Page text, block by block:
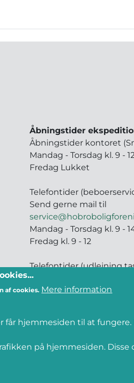
Åbningstider
Åbningstider kontoret
Mandag - Torsdag kl. 9 -
Fredag Lukket
Telefontider
Send gerne mail til
Mandag - Torsdag kl. 9 -
Fredag kl. 9 - 12
Telefontider (udlejning
Mandag - Torsdag kl. 9 - 14
Fredag kl. 9 - 12
Mandag - Fredag kl. 9 - 12
af cookies. Mere information
får hjemmesiden til at
på hjemmesiden.